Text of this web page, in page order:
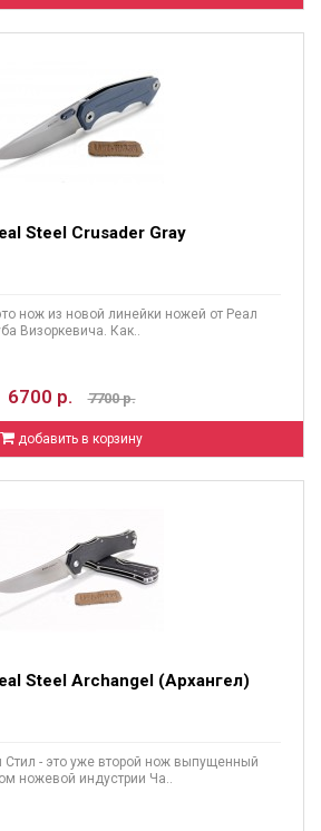
Steel Crusader Gray
нож из новой линейки ножей от Реал
Визоркевича. Как..
6700 р. 7700 р.
добавить в корзину
Steel Archangel (Архангел)
Стил - это уже второй нож выпущенный
ножевой индустрии Ча..